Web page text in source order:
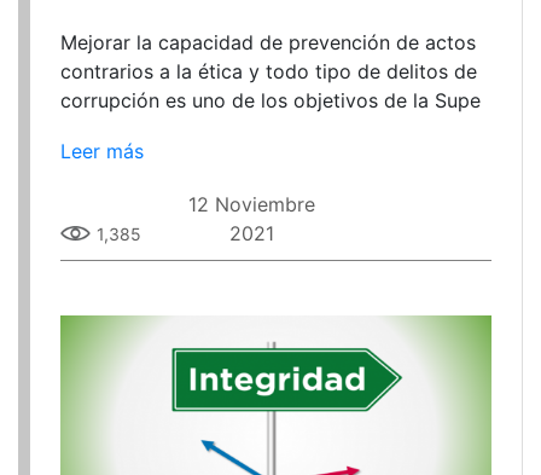
Mejorar la capacidad de prevención de actos
contrarios a la ética y todo tipo de delitos de
corrupción es uno de los objetivos de la Supe
Leer más
1,385
12 Noviembre
2021